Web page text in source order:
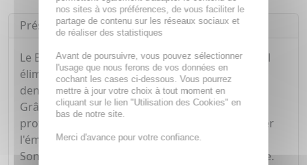
Présentation
Le Bain de Bouche au Fluor Bi-Fluoré de Fluocaril
élimine les bactéries responsables de la plaque
dentaire et des caries.
Grâce à 241ppm de fluor, ce bain de bouche
protège des caries tout en aidant à reminéraliser
l'émail des dents.
Son arôme de menthe fraîche rafraîchit l'haleine.
nos sites à vos préférences, de vous faciliter le
partage de contenu sur les réseaux sociaux et
de réaliser des statistiques
Avant de poursuivre, vous pouvez sélectionner
l'usage que nous ferons de vos données en
cochant les cases ci-dessous. Vous pourrez
mettre à jour votre choix à tout moment en
cliquant sur le lien "Utilisation des Cookies" en
bas de notre site.
Merci d'avance pour votre confiance.